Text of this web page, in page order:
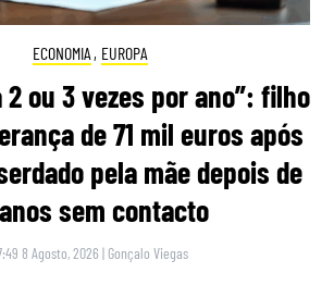
ECONOMIA , EUROPA
2 ou 3 vezes por ano”: filho
de 71 mil euros após
pela mãe depois de
sem contacto
8 Agosto, 2026 | Gonçalo Viegas